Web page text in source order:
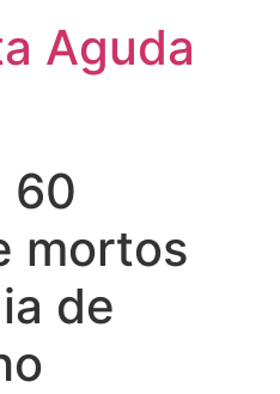
Aguda
60
mortos
de